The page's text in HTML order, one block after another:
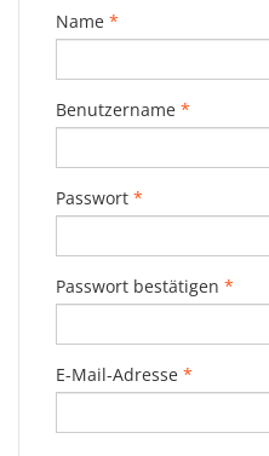
Name *
Benutzername *
Passwort *
Passwort bestätigen *
E-Mail-Adresse *